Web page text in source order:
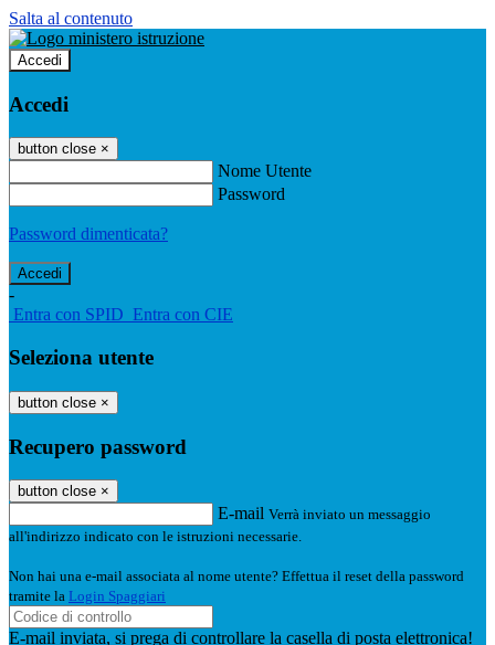
Salta al contenuto
Accedi
Accedi
button close ×
Nome Utente
Password
Password dimenticata?
-
Entra con SPID Entra con CIE
Seleziona utente
button close ×
Recupero password
button close ×
E-mail Verrà inviato un messaggio
all'indirizzo indicato con le istruzioni necessarie.
Non hai una e-mail associata al nome utente? Effettua il reset della password
tramite la Login Spaggiari
E-mail inviata, si prega di controllare la casella di posta elettronica!